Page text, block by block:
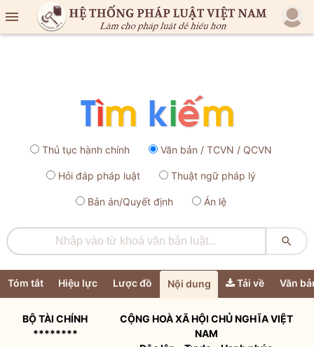

Thủ tục hành chính Văn bản / TCVN / QCVN
Hỏi đáp pháp luật Thuật ngữ pháp lý
Bản án/Quyết định Án lệ

Tóm tắt Hiệu lực Lược đồ Nội dung Tải về Văn
BỘ TÀI CHÍNH
********
CỘNG HOÀ XÃ HỘI CHỦ NGHĨA VIỆT
NAM